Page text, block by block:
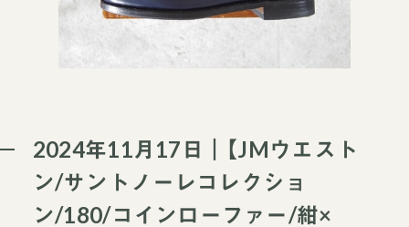
2024年11月17日｜【JMウエスト
ン/サントノーレコレクショ
ン/180/コインローファー/紺×